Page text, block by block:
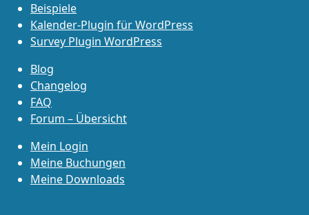
Beispiele
Kalender-Plugin für WordPress
Survey Plugin WordPress
Blog
Changelog
FAQ
Forum – Übersicht
Mein Login
Meine Buchungen
Meine Downloads